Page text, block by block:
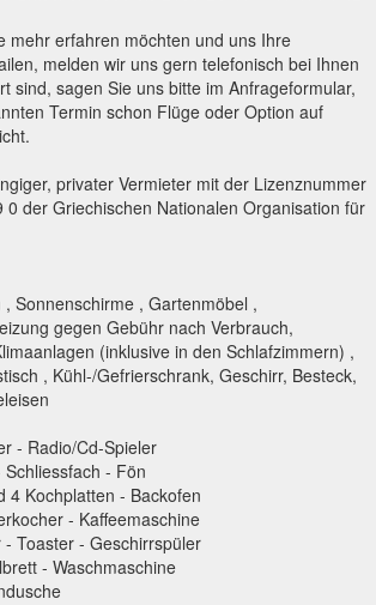
mehr erfahren möchten und uns Ihre
melden wir uns gern telefonisch bei Ihnen
sind, sagen Sie uns bitte im Anfrageformular,
Termin schon Flüge oder Option auf
privater Vermieter mit der Lizenznummer
0 der Griechischen Nationalen Organisation für
Sonnenschirme , Gartenmöbel ,
gegen Gebühr nach Verbrauch,
(inklusive in den Schlafzimmern) ,
, Kühl-/Gefrierschrank, Geschirr, Besteck,
- Radio/Cd-Spieler
- Fön
4 Kochplatten - Backofen
- Kaffeemaschine
Toaster - Geschirrspüler
- Waschmaschine